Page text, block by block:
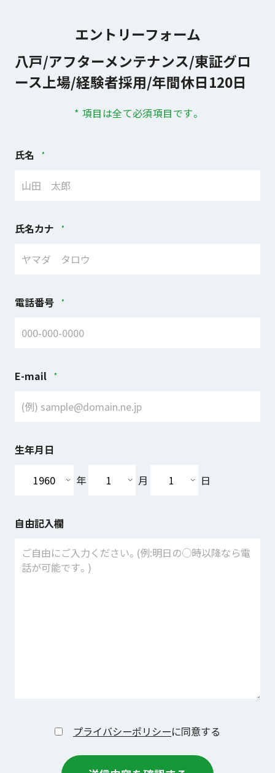
エントリーフォーム
八戸/アフターメンテナンス/東証グロ
ース上場/経験者採用/年間休日120日
* 項目は全て必須項目です。
氏名
氏名カナ
電話番号
E-mail
生年月日
年 月 日
自由記入欄
プライバシーポリシーに同意する